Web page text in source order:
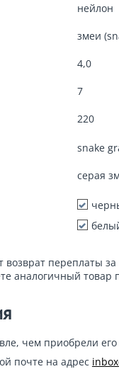
нейлон
змеи
4,0
7
220
snake
серая
переплаты
аналогичный товар
чем приобрели
почте на адрес